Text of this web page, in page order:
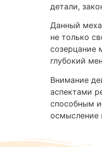
детали,
Данный
не только
созерцание
глубокий
Внимание
аспектами
способным
осмысление